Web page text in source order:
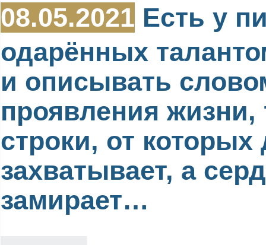
08.05.2021 Есть у
одарённых
и описывать
проявления жизни,
строки, от которых
захватывает, а
замирает…